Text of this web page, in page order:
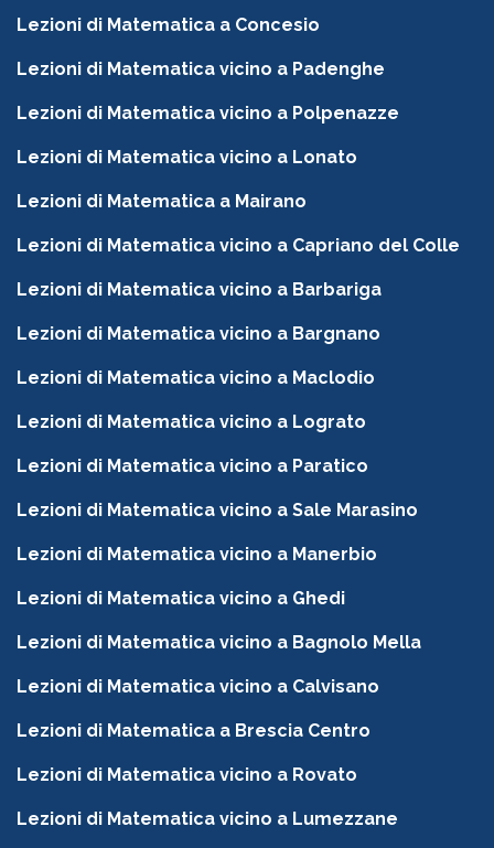
Lezioni di Matematica a Concesio
Lezioni di Matematica vicino a Padenghe
Lezioni di Matematica vicino a Polpenazze
Lezioni di Matematica vicino a Lonato
Lezioni di Matematica a Mairano
Lezioni di Matematica vicino a Capriano del Colle
Lezioni di Matematica vicino a Barbariga
Lezioni di Matematica vicino a Bargnano
Lezioni di Matematica vicino a Maclodio
Lezioni di Matematica vicino a Lograto
Lezioni di Matematica vicino a Paratico
Lezioni di Matematica vicino a Sale Marasino
Lezioni di Matematica vicino a Manerbio
Lezioni di Matematica vicino a Ghedi
Lezioni di Matematica vicino a Bagnolo Mella
Lezioni di Matematica vicino a Calvisano
Lezioni di Matematica a Brescia Centro
Lezioni di Matematica vicino a Rovato
Lezioni di Matematica vicino a Lumezzane